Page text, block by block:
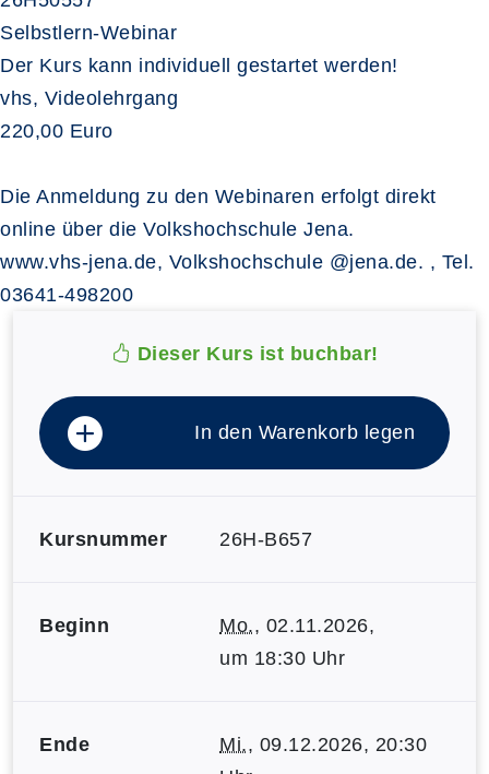
Selbstlern-Webinar
Der Kurs kann individuell gestartet werden!
vhs, Videolehrgang
220,00 Euro
Die Anmeldung zu den Webinaren erfolgt direkt
online über die Volkshochschule Jena.
www.vhs-jena.de, Volkshochschule @jena.de. , Tel.
03641-498200
Dieser Kurs ist buchbar!
In den Warenkorb legen
Kursnummer 26H-B657
Beginn Mo., 02.11.2026,
um 18:30 Uhr
Ende Mi., 09.12.2026, 20:30